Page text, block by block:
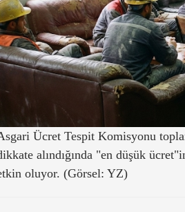
Ücret Tespit Komisyonu
alındığında "en düşük
oluyor. (Görsel: YZ)